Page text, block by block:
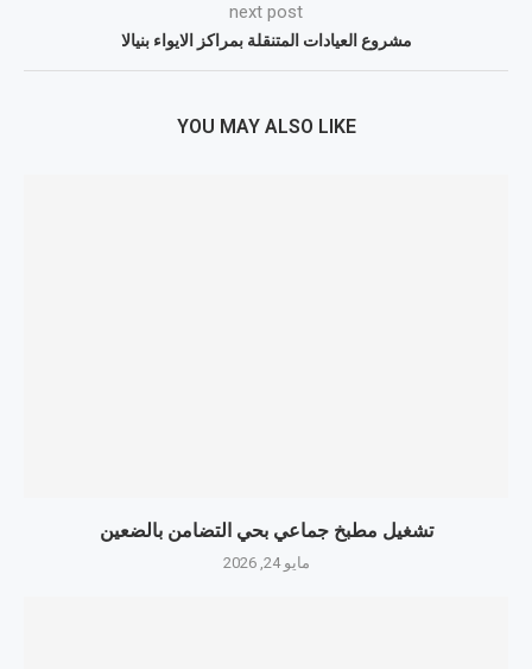
next post
مشروع العيادات المتنقلة بمراكز الايواء بنيالا
YOU MAY ALSO LIKE
تشغيل مطبخ جماعي بحي التضامن بالضعين
مايو 24, 2026